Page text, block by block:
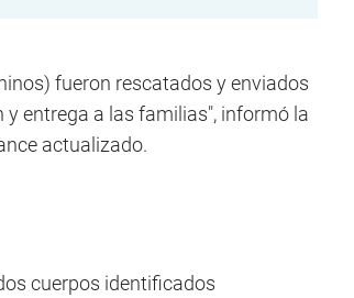
fueron rescatados y enviados
entrega a las familias", informó la
actualizado.
cuerpos identificados